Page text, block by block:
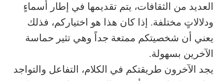
العديد من الثقافات، يتم تقديمها في إطار أسماءٍ
ودلالاتٍ مختلفة. إذا كان هذا هو اختياركم، فذلك
يعني أن شخصيتكم ممتعة جداً وهي تثير حماسة
الآخرين بسهولة.
يجد الآخرون طريقتكم في الكلام، التفاعل والتواجد